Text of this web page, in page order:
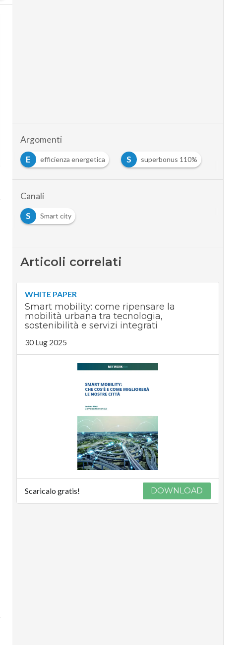
Argomenti
E
efficienza energetica S superbonus 110%
Canali
S
Smart city
Articoli correlati
WHITE PAPER
Smart mobility: come ripensare la
mobilità urbana tra tecnologia,
sostenibilità e servizi integrati
30 Lug 2025
Scaricalo gratis! DOWNLOAD